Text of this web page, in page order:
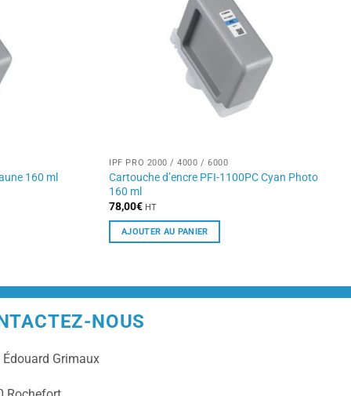
160 ml
IPF PRO 2000 / 4000 / 6000
Cartouche d’encre PFI-1100PC Cyan Photo
160 ml
78,00€ HT
AJOUTER AU PANIER
NOUS
Édouard Grimaux